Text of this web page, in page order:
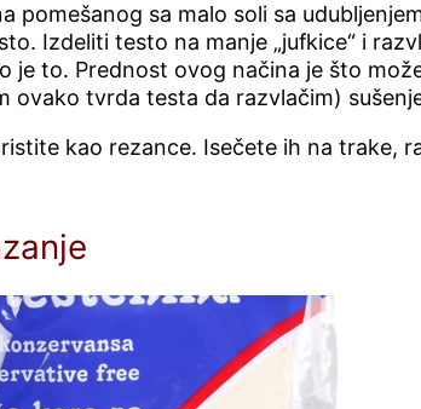
pomešanog sa malo soli sa
Izdeliti testo na manje „jufkice“ i
je to. Prednost ovog načina je što
ovako tvrda testa da razvlačim)
kao rezance. Isečete ih na trake,